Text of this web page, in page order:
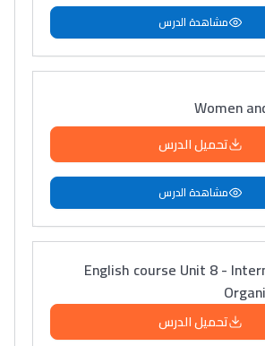
مشاهدة الدرس
Women
تحميل الدرس
مشاهدة الدرس
English course Unit 8 -
تحميل الدرس